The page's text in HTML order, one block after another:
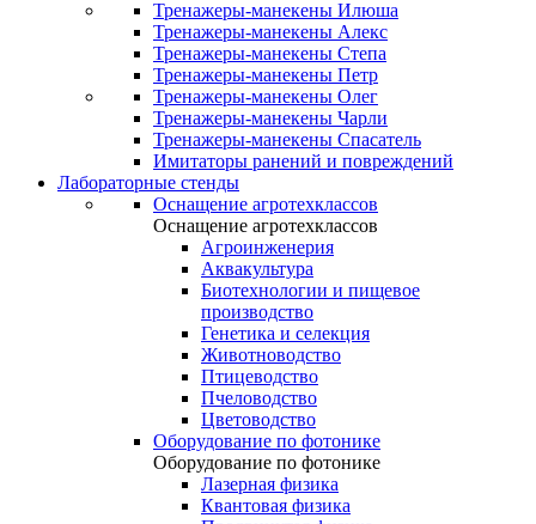
Тренажеры-манекены Илюша
Тренажеры-манекены Алекс
Тренажеры-манекены Степа
Тренажеры-манекены Петр
Тренажеры-манекены Олег
Тренажеры-манекены Чарли
Тренажеры-манекены Спасатель
Имитаторы ранений и повреждений
Лабораторные стенды
Оснащение агротехклассов
Оснащение агротехклассов
Агроинженерия
Аквакультура
Биотехнологии и пищевое
производство
Генетика и селекция
Животноводство
Птицеводство
Пчеловодство
Цветоводство
Оборудование по фотонике
Оборудование по фотонике
Лазерная физика
Квантовая физика